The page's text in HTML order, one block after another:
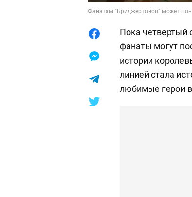
Фанатам "Бриджертонов" может
Пока четвертый
фанаты могут
истории
линией стала
любимые герои